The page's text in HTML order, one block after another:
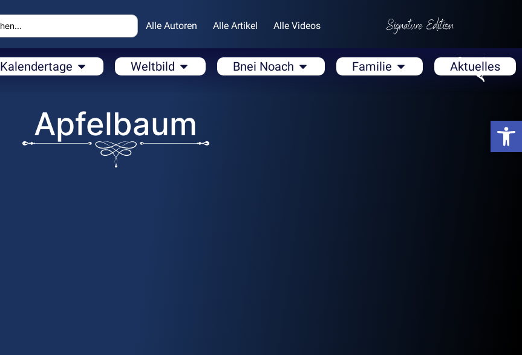
Alle Autoren Alle Artikel Alle Videos
Kalendertage Weltbild Bnei Noach Familie Aktuelles
Apfelbaum